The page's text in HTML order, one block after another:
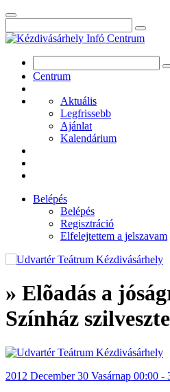
Centrum
Aktuális
Legfrissebb
Ajánlat
Kalendárium
Belépés
Belépés
Regisztráció
Elfelejtettem a jelszavam
» Elõadás a
Színház
2012 December 30 Vasárnap 00:00 -